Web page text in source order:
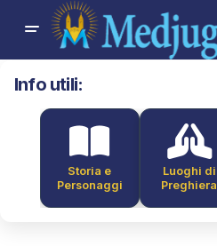
Info utili:
Storia e
Personaggi
Luoghi di
Preghiera